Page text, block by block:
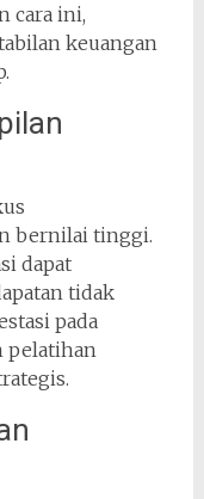
cara ini,
keuangan
bernilai tinggi.
dapat
tidak
pada
pelatihan